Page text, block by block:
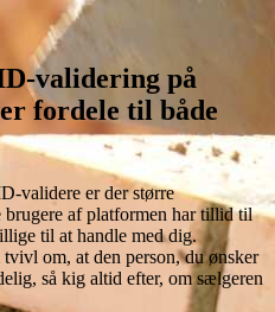
validering på
fordele til både
validere er der større
brugere af platformen har tillid til
til at handle med dig.
om, at den person, du ønsker
så kig altid efter, om sælgeren